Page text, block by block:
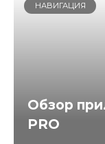
НАВИГАЦИЯ
Обзор
PRO